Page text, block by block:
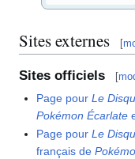
Sites externes [
Sites officiels [
Page pourLe
Pokémon Écarlate
Page pourLe
français de